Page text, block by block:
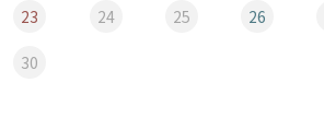
23 24 25 26
30